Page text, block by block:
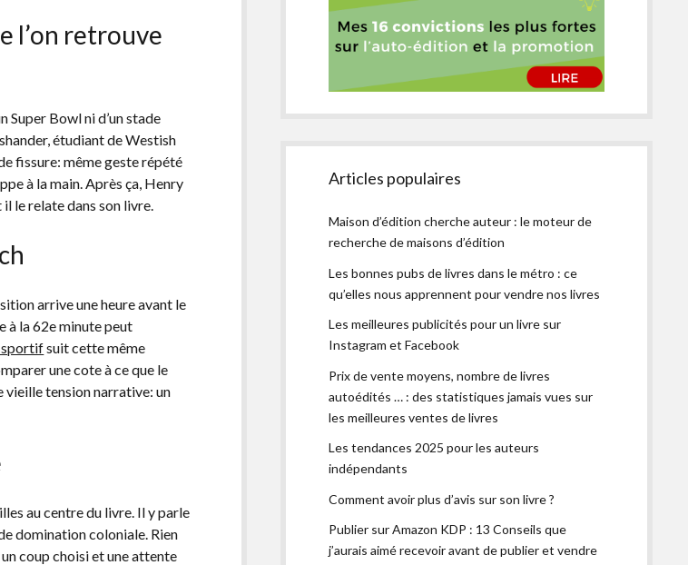
l’on retrouve
Super Bowl ni d’un stade
étudiant de Westish
fissure: même geste répété
à la main. Après ça, Henry
le relate dans son livre.
arrive une heure avant le
à la 62e minute peut
suit cette même
une cote à ce que le
vieille tension narrative: un
au centre du livre. Il y parle
domination coloniale. Rien
un coup choisi et une attente
Articles populaires
Maison d’édition cherche auteur : le moteur de
recherche de maisons d’édition
Les bonnes pubs de livres dans le métro : ce
qu’elles nous apprennent pour vendre nos livres
Les meilleures publicités pour un livre sur
Instagram et Facebook
Prix de vente moyens, nombre de livres
autoédités … : des statistiques jamais vues sur
les meilleures ventes de livres
Les tendances 2025 pour les auteurs
indépendants
Comment avoir plus d’avis sur son livre ?
Publier sur Amazon KDP : 13 Conseils que
j’aurais aimé recevoir avant de publier et vendre